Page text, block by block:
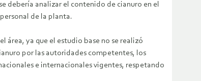
debería analizar el contenido de cianuro en el
de la planta.
área, ya que el estudio base no se realizó
por las autoridades competentes, los
e internacionales vigentes, respetando